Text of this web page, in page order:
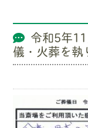
令和5年
儀・火葬を執